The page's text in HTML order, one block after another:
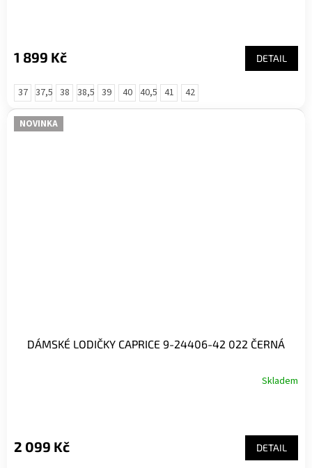
1 899 Kč DETAIL
37 37,5 38 38,5 39 40 40,5 41 42
NOVINKA
DÁMSKÉ LODIČKY CAPRICE 9-24406-42 022 ČERNÁ
Skladem
2 099 Kč DETAIL